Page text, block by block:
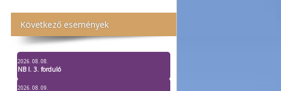
Következő események
2026. 08. 08.
NB I. 3. forduló
2026. 08. 09.